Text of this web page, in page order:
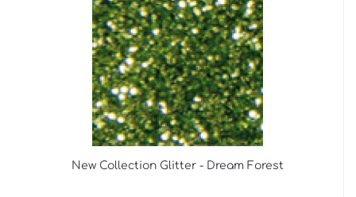
New Collection Glitter - Dream Forest